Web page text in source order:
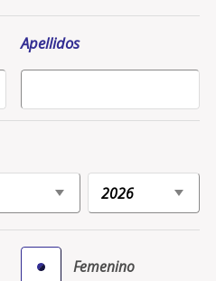
Apellidos
Femenino